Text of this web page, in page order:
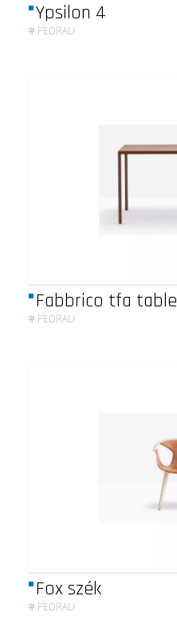
Ypsilon 4
# PEDRALI
Fabbrico tfa table
# PEDRALI
Fox szék
# PEDRALI